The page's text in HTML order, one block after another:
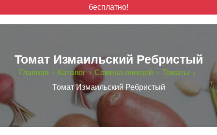
бесплатно!
Томат Измаильский Ребристый
Главная Каталог Семена овощей
Томаты
Томат Измаильский Ребристый